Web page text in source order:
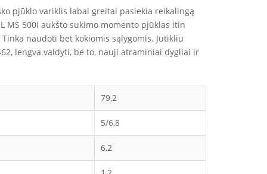
pjūklo variklis labai greitai pasiekia reikalingą
MS 500i aukšto sukimo momento pjūklas itin
naudoti bet kokiomis sąlygomis. Jutikliu
lengva valdyti, be to, nauji atraminiai dygliai ir
79,2
5/6,8
6,2